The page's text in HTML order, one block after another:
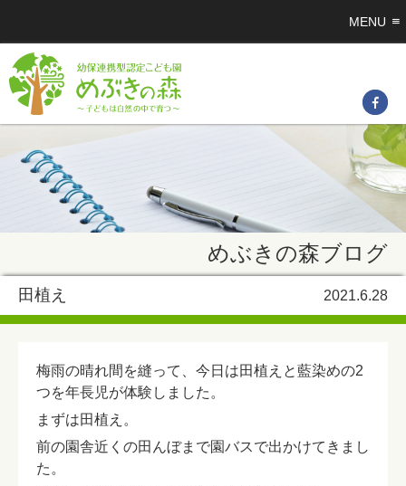
MENU
めぶきの森ブログ
田植え 2021.6.28
梅雨の晴れ間を縫って、今日は田植えと藍染めの2
つを年長児が体験しました。
まずは田植え。
前の園舎近くの田んぼまで園バスで出かけてきまし
た。